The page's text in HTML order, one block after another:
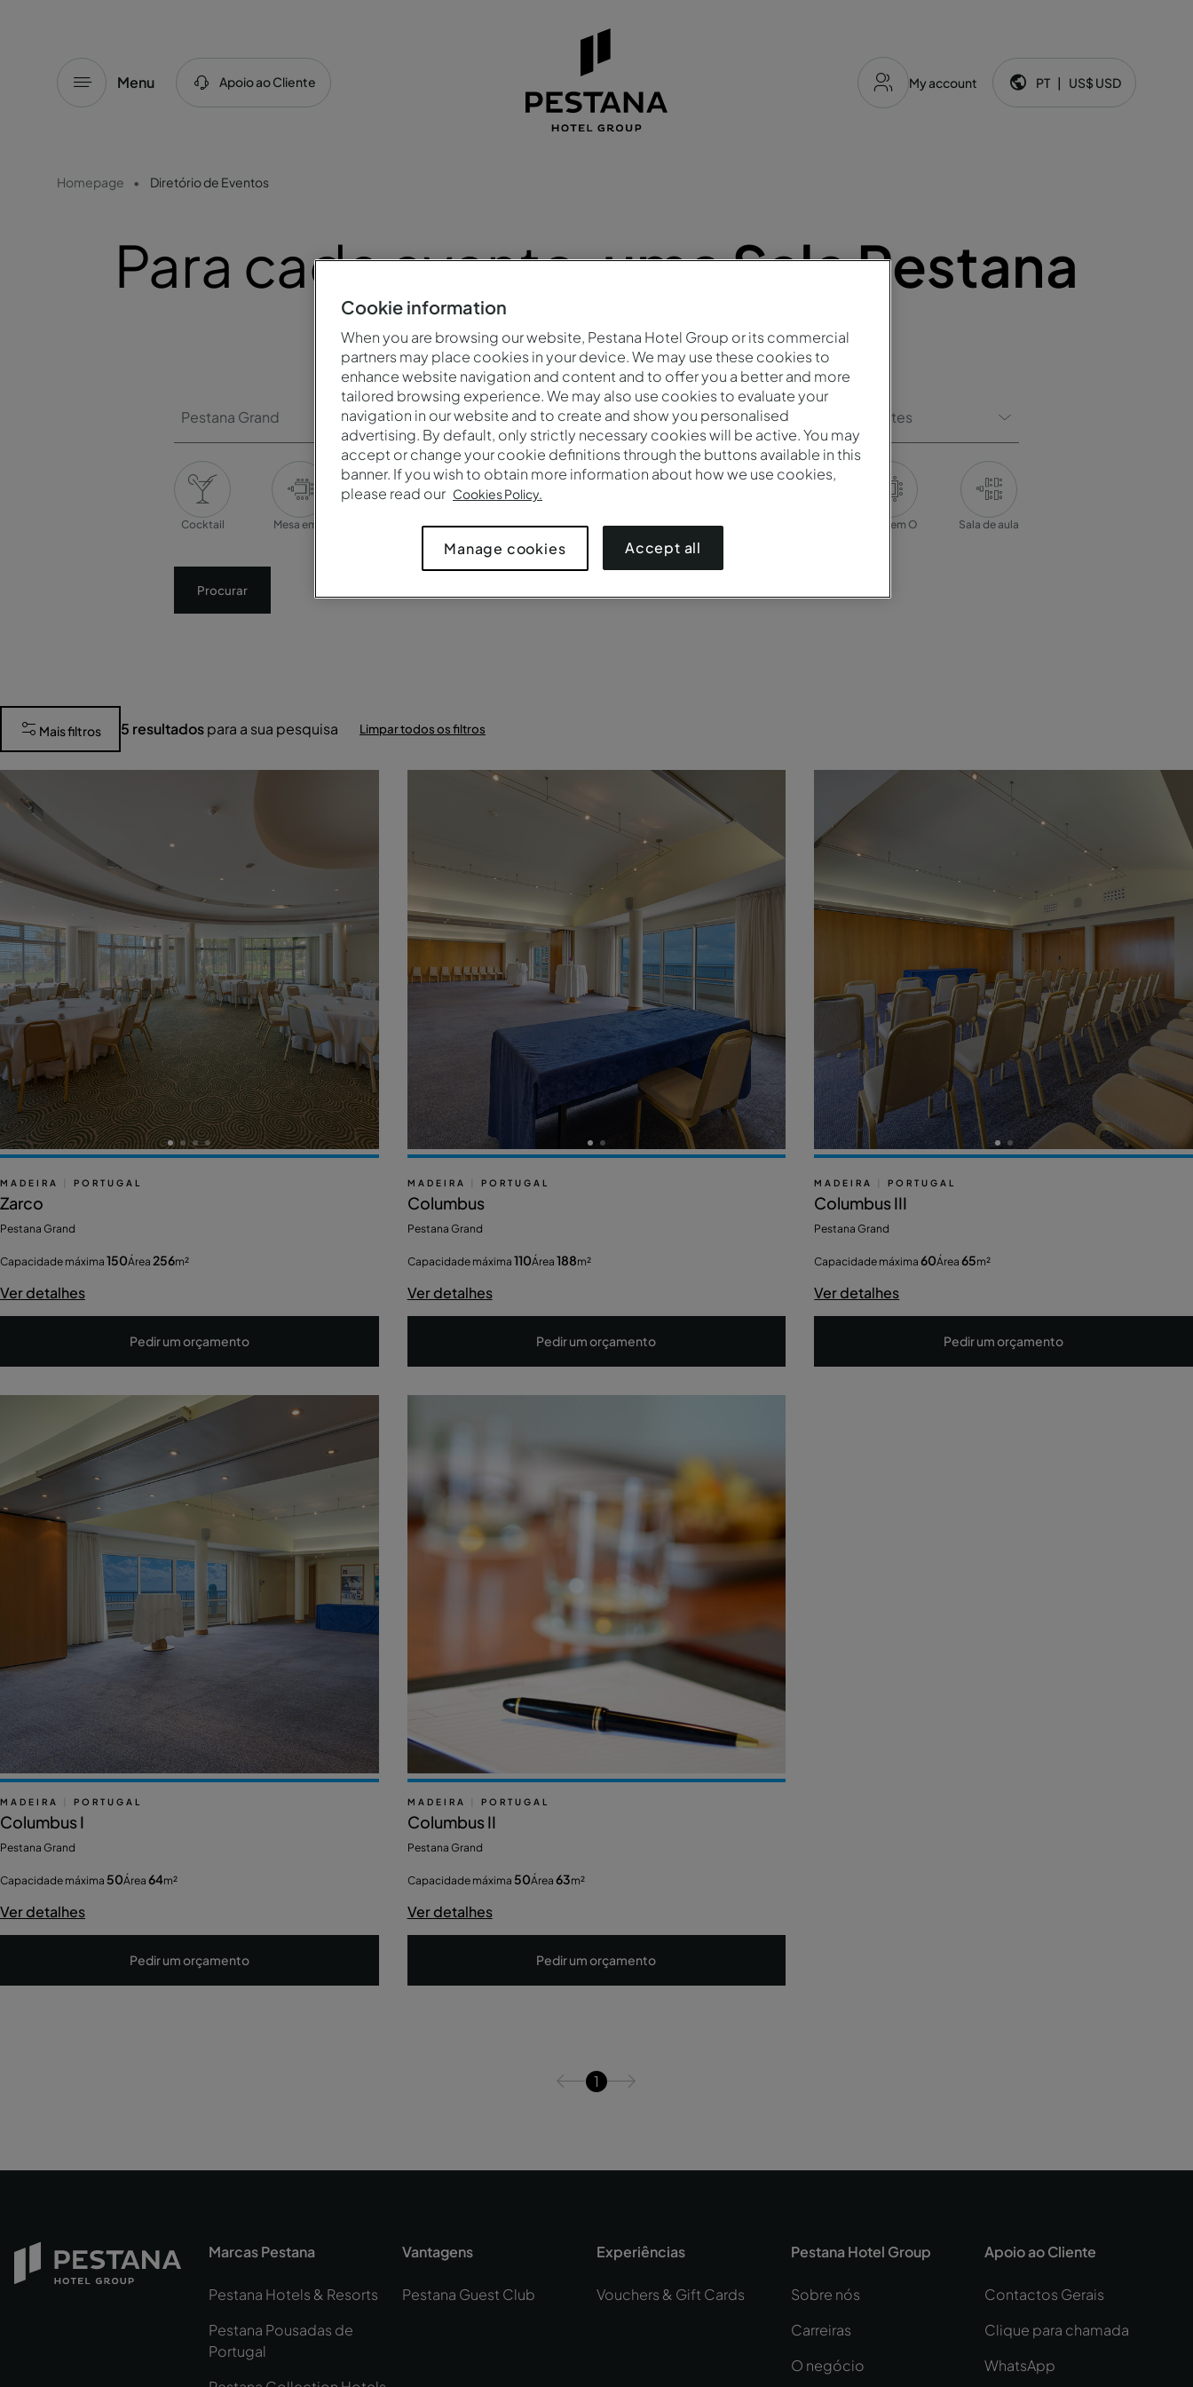
Menu Apoio ao Cliente My account Idioma e moeda:
PT | US$ USD
Homepage Diretório de Eventos
Para cada evento,uma Sala Pestana
Pestana Grand Marca Número De Participantes
Cocktail Mesa em U Banquete Cabaret Plateia Mesa única Mesa em O Sala de aula
Procurar
Mais filtros 5 resultadospara a sua pesquisa Limpar todos os filtros
MADEIRA PORTUGAL
Zarco
Pestana Grand
Capacidade máxima 150Área 256m²
Ver detalhes
Pedir um orçamento
MADEIRA PORTUGAL
Columbus
Pestana Grand
Capacidade máxima 110Área 188m²
Ver detalhes
Pedir um orçamento
MADEIRA PORTUGAL
Columbus III
Pestana Grand
Capacidade máxima60Área65m²
Ver detalhes
Pedir um orçamento
MADEIRA PORTUGAL
Columbus I
Pestana Grand
Capacidade máxima 50Área 64m²
Ver detalhes
Pedir um orçamento
MADEIRA PORTUGAL
Columbus II
Pestana Grand
Capacidade máxima 50Área 63m²
Ver detalhes
Pedir um orçamento
1
Marcas Pestana
Pestana Hotels & Resorts
Pestana Pousadas de
Portugal
Vantagens
Pestana Guest Club
Experiências
Vouchers & Gift Cards
Pestana Hotel Group
Sobre nós
Carreiras
O negócio
Apoio ao Cliente
Contactos Gerais
Clique para chamada
WhatsApp
Cookie information
When you are browsing our website, Pestana Hotel Group or its commercial
partners may place cookies in your device. We may use these cookies to
enhance website navigation and content and to offer you a better and more
tailored browsing experience. We may also use cookies to evaluate your
navigation in our website and to create and show you personalised
advertising. By default, only strictly necessary cookies will be active. You may
accept or change your cookie definitions through the buttons available in this
banner. If you wish to obtain more information about how we use cookies,
please read our Cookies Policy.
Manage cookies Accept all